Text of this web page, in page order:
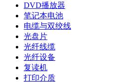
DVD播放器
笔记本电池
电缆与双绞线
光盘片
光纤线缆
光纤设备
复读机
打印介质